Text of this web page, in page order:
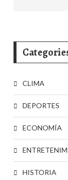
CLIMA
DEPORTES
ECONOMÍA
HISTORIA